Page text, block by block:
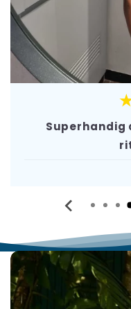
Superhandig